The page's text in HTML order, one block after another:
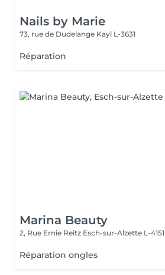
Nails by Marie
73, rue de Dudelange Kayl L-3631
Réparation
Marina Beauty
2, Rue Ernie Reitz Esch-sur-Alzette L-4151
Réparation ongles